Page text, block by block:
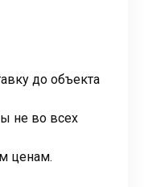
до объекта
не во всех
ценам.